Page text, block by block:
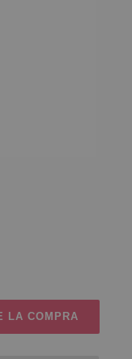
LA COMPRA